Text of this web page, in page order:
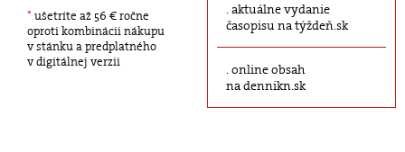
* ušetríte až 56 € ročne
oproti kombinácii nákupu
v stánku a predplatného
v digitálnej verzii
aktuálne vydanie
časopisu na týždeň.sk
online obsah
na dennikn.sk